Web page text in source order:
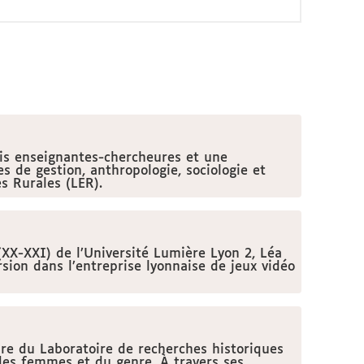
enseignantes-chercheures et une
de gestion, anthropologie, sociologie et
Rurales (LER).
XXI) de l’Université Lumière Lyon 2, Léa
dans l’entreprise lyonnaise de jeux vidéo
du Laboratoire de recherches historiques